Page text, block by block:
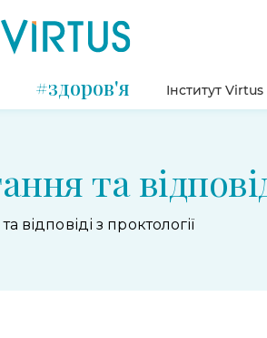
#здоров'я Інститут Virtus
та
відповіді з проктології